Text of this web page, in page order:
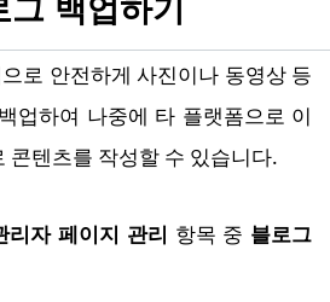
백업하기
로 안전하게 사진이나 동영상 등
업하여 나중에 타 플랫폼으로 이
콘텐츠를 작성할 수 있습니다.
리자 페이지 관리 항목 중 블로그